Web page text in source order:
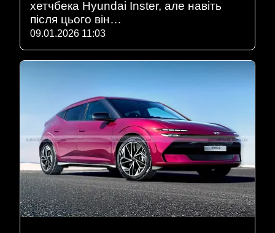
хетчбека Hyundai Inster, але навіть
після цього він…
09.01.2026 11:03